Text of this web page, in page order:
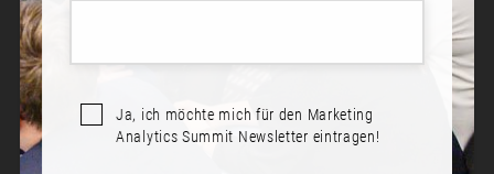
Sprecher*innen:
Dr. Stefanie Seifert
Ja, ich möchte mich für den Marketing
Analytics Summit Newsletter eintragen!